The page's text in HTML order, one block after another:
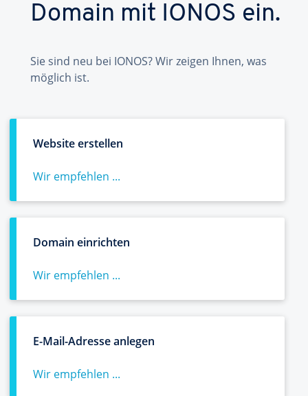
Domain mit IONOS ein.
Sie sind neu bei IONOS? Wir zeigen Ihnen, was
möglich ist.
Website erstellen
Wir empfehlen ...
Domain einrichten
Wir empfehlen ...
E-Mail-Adresse anlegen
Wir empfehlen ...